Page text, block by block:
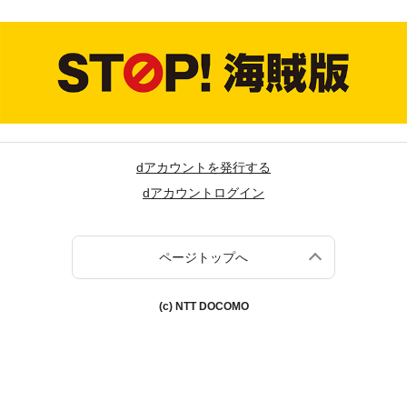
dアカウントを発行する
dアカウントログイン
ページトップへ
(c) NTT DOCOMO